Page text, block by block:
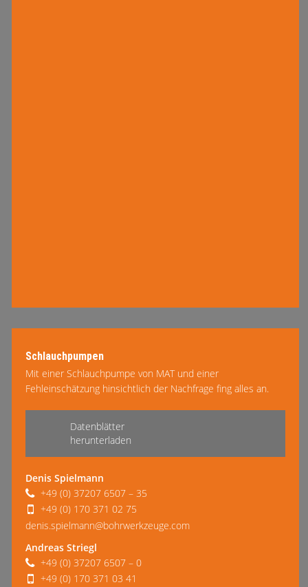
Schlauchpumpen
Mit einer Schlauchpumpe von MAT und einer
Fehleinschätzung hinsichtlich der Nachfrage fing alles an.
mehr lesen
Datenblätter
herunterladen
Denis Spielmann
+49 (0) 37207 6507 – 35
+49 (0) 170 371 02 75
denis.spielmann@bohrwerkzeuge.com
Andreas Striegl
+49 (0) 37207 6507 – 0
+49 (0) 170 371 03 41